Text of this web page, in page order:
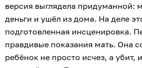
версия выглядела придуманной:
деньги и ушёл из дома. На деле
подготовленная инсценировка.
правдивые показания мать. Она
ребёнок не просто исчез, а убит,